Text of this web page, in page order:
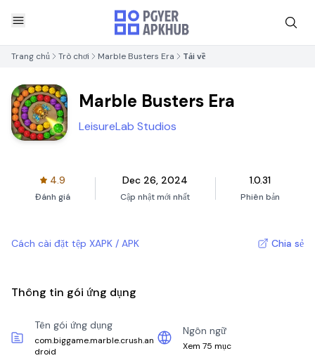
Trang chủ Trò chơi Marble Busters Era Tải về
Marble Busters Era
LeisureLab Studios
4.9
Đánh giá
Dec 26, 2024
Cập nhật mới nhất
1.0.31
Phiên bản
Cách cài đặt tệp XAPK / APK Chia sẻ
Thông tin gói ứng dụng
Tên gói ứng dụng
com.biggame.marble.crush.an
droid
Ngôn ngữ
Xem 75 mục